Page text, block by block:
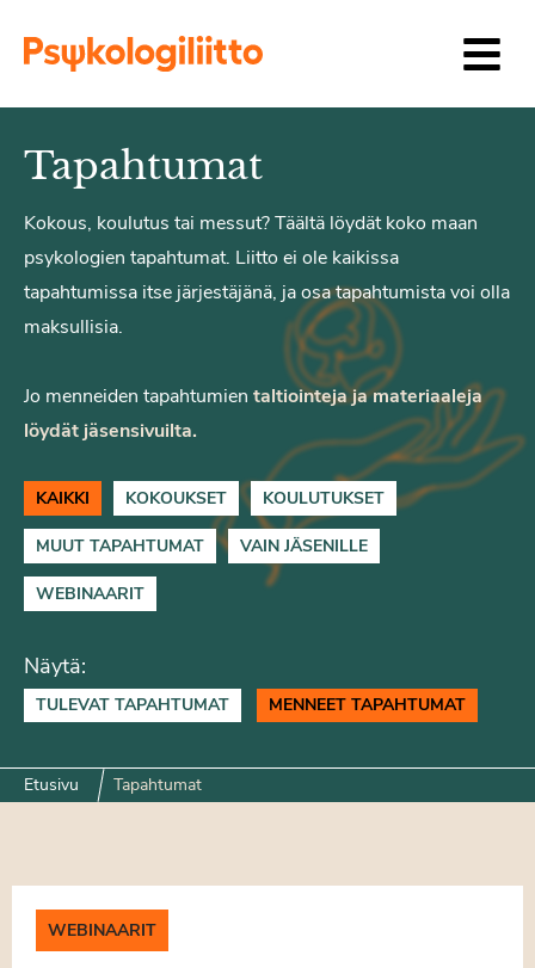
Tapahtumat
Kokous, koulutus tai messut? Täältä löydät koko maan
psykologien tapahtumat. Liitto ei ole kaikissa
tapahtumissa itse järjestäjänä, ja osa tapahtumista voi olla
maksullisia.
Jo menneiden tapahtumien taltiointeja ja materiaaleja
löydät jäsensivuilta.
KAIKKI KOKOUKSET KOULUTUKSET
MUUT TAPAHTUMAT VAIN JÄSENILLE
WEBINAARIT
Näytä:
TULEVAT TAPAHTUMAT MENNEET TAPAHTUMAT
Etusivu Tapahtumat
WEBINAARIT